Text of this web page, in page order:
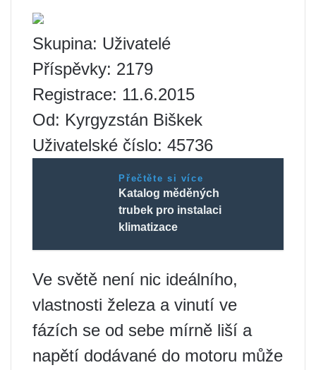
Skupina: Uživatelé
Příspěvky: 2179
Registrace: 11.6.2015
Od: Kyrgyzstán Biškek
Uživatelské číslo: 45736
Přečtěte si více
Katalog měděných
trubek pro instalaci
klimatizace
Ve světě není nic ideálního,
vlastnosti železa a vinutí ve
fázích se od sebe mírně liší a
napětí dodávané do motoru může